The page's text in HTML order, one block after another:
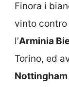
Finora i
vinto contro
l’Arminia
Torino, ed